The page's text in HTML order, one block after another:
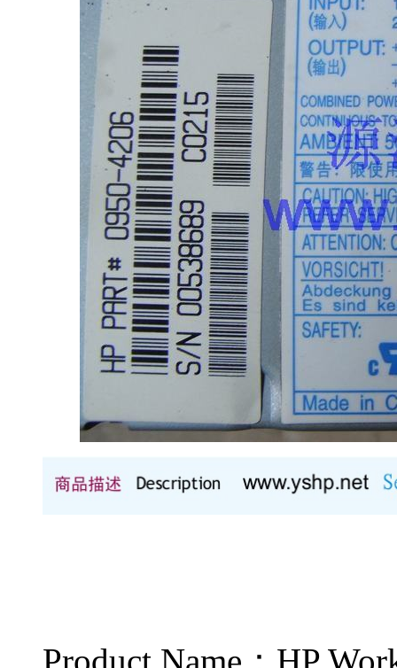
Product Name：HP